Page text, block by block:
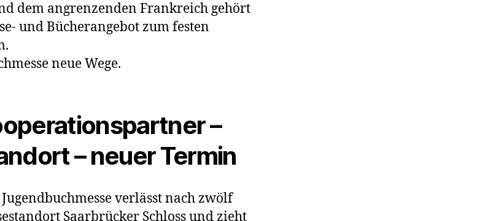
dem angrenzenden Frankreich gehört
und Bücherangebot zum festen
neue Wege.
–
– neuer Termin
verlässt nach zwölf
Saarbrücker Schloss und zieht